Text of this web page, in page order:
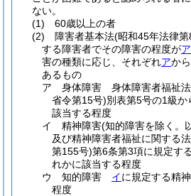
ない。
(1)
60歳以上の者
(2)
障害者基本法(昭和45年法律第
する障害者でその障害の程度がア
害の種類に応じ、それぞれアから
あるもの
ア
身体障害 身体障害者福祉法
省令第15号)別表第5号の1級か
該当する程度
イ
精神障害(知的障害を除く。
及び精神障害者福祉に関する
第155号)第6条第3項に規定す
れかに該当する程度
ウ
知的障害 イに規定する精
程度